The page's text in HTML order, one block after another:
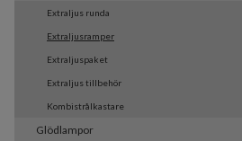
Extraljus runda
Extraljusramper
Extraljuspaket
Extraljus tillbehör
Kombistrålkastare
Glödlampor